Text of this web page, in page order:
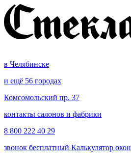
в Челябинске
и ещё 56 городах
Комсомольский пр. 37
контакты салонов и фабрики
8 800 222 40 29
звонок бесплатный Калькулятор окон